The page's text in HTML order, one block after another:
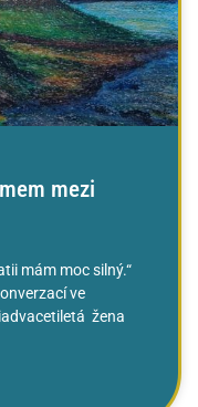
mezi
mám moc silný.“
ve
žena